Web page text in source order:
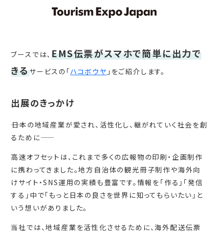
ブースでは、EMS伝票がスマホで簡単に出力で
きるサービスの「ハコボウヤ 」をご紹介します。
出展のきっかけ
――日本の地域産業が愛され、活性化し、継がれていく社会を創
るために――
高速オフセットは、これまで多くの広報物の印刷・企画制作
に携わってきました。地方自治体の観光冊子制作や海外向
けサイト・SNS運用の実績も豊富です。情報を「作る」「発信
する」中で「もっと日本の良さを世界に知ってもらいたい」と
いう想いがありました。
当社では、地域産業を活性化させるために、海外配送伝票